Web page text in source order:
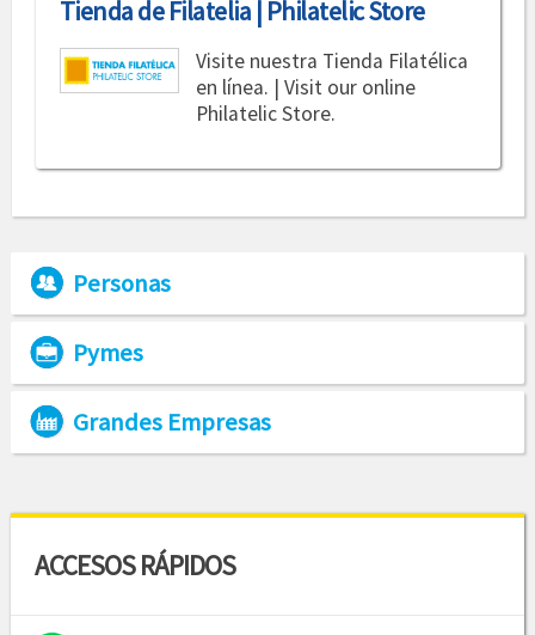
Tienda de Filatelia | Philatelic Store
Visite nuestra Tienda Filatélica
en línea. | Visit our online
Philatelic Store.
Personas
Pymes
Grandes Empresas
ACCESOS RÁPIDOS